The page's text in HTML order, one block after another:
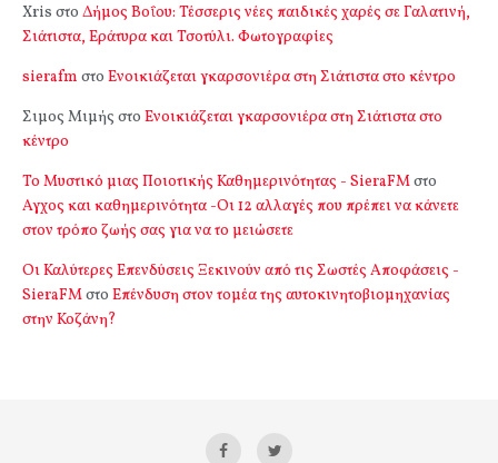
Xris στο Δήμος Βοΐου: Τέσσερις νέες παιδικές χαρές σε Γαλατινή,
Σιάτιστα, Εράτυρα και Τσοτύλι. Φωτογραφίες
sierafm στο Ενοικιάζεται γκαρσονιέρα στη Σιάτιστα στο κέντρο
Σιμος Μιμής στο Ενοικιάζεται γκαρσονιέρα στη Σιάτιστα στο
κέντρο
Το Μυστικό μιας Ποιοτικής Καθημερινότητας - SieraFMστο
Αγχος και καθημερινότητα -Οι 12 αλλαγές που πρέπει να κάνετε
στον τρόπο ζωής σας για να το μειώσετε
Οι Καλύτερες Επενδύσεις Ξεκινούν από τις Σωστές Αποφάσεις -
SieraFMστο Επένδυση στον τομέα της αυτοκινητοβιομηχανίας
στην Κοζάνη?